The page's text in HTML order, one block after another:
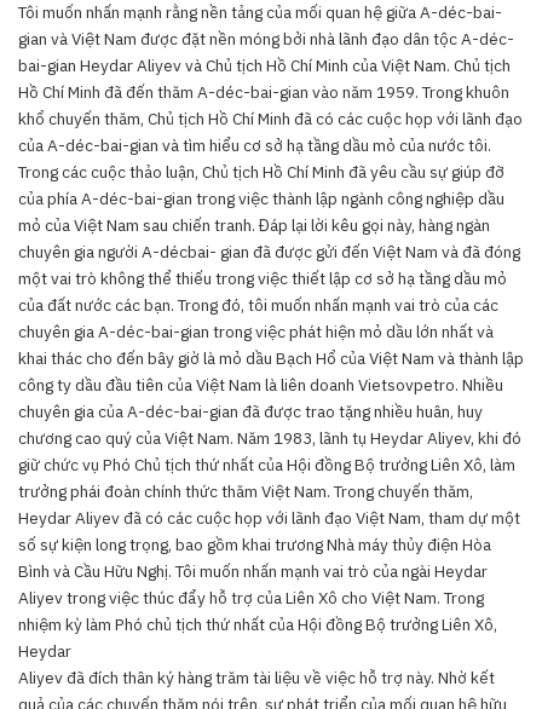
Tôi muốn nhấn mạnh rằng nền tảng của mối quan hệ giữa A-déc-bai-
gian và Việt Nam được đặt nền móng bởi nhà lãnh đạo dân tộc A-déc-
bai-gian Heydar Aliyev và Chủ tịch Hồ Chí Minh của Việt Nam. Chủ tịch
Hồ Chí Minh đã đến thăm A-déc-bai-gian vào năm 1959. Trong khuôn
khổ chuyến thăm, Chủ tịch Hồ Chí Minh đã có các cuộc họp với lãnh đạo
của A-déc-bai-gian và tìm hiểu cơ sở hạ tầng dầu mỏ của nước tôi.
Trong các cuộc thảo luận, Chủ tịch Hồ Chí Minh đã yêu cầu sự giúp đỡ
của phía A-déc-bai-gian trong việc thành lập ngành công nghiệp dầu
mỏ của Việt Nam sau chiến tranh. Đáp lại lời kêu gọi này, hàng ngàn
chuyên gia người A-décbai- gian đã được gửi đến Việt Nam và đã đóng
một vai trò không thể thiếu trong việc thiết lập cơ sở hạ tầng dầu mỏ
của đất nước các bạn. Trong đó, tôi muốn nhấn mạnh vai trò của các
chuyên gia A-déc-bai-gian trong việc phát hiện mỏ dầu lớn nhất và
khai thác cho đến bây giờ là mỏ dầu Bạch Hổ của Việt Nam và thành lập
công ty dầu đầu tiên của Việt Nam là liên doanh Vietsovpetro. Nhiều
chuyên gia của A-déc-bai-gian đã được trao tặng nhiều huân, huy
chương cao quý của Việt Nam. Năm 1983, lãnh tụ Heydar Aliyev, khi đó
giữ chức vụ Phó Chủ tịch thứ nhất của Hội đồng Bộ trưởng Liên Xô, làm
trưởng phái đoàn chính thức thăm Việt Nam. Trong chuyến thăm,
Heydar Aliyev đã có các cuộc họp với lãnh đạo Việt Nam, tham dự một
số sự kiện long trọng, bao gồm khai trương Nhà máy thủy điện Hòa
Bình và Cầu Hữu Nghị. Tôi muốn nhấn mạnh vai trò của ngài Heydar
Aliyev trong việc thúc đẩy hỗ trợ của Liên Xô cho Việt Nam. Trong
nhiệm kỳ làm Phó chủ tịch thứ nhất của Hội đồng Bộ trưởng Liên Xô,
Heydar
Aliyev đã đích thân ký hàng trăm tài liệu về việc hỗ trợ này. Nhờ kết
quả của các chuyến thăm nói trên, sự phát triển của mối quan hệ hữu